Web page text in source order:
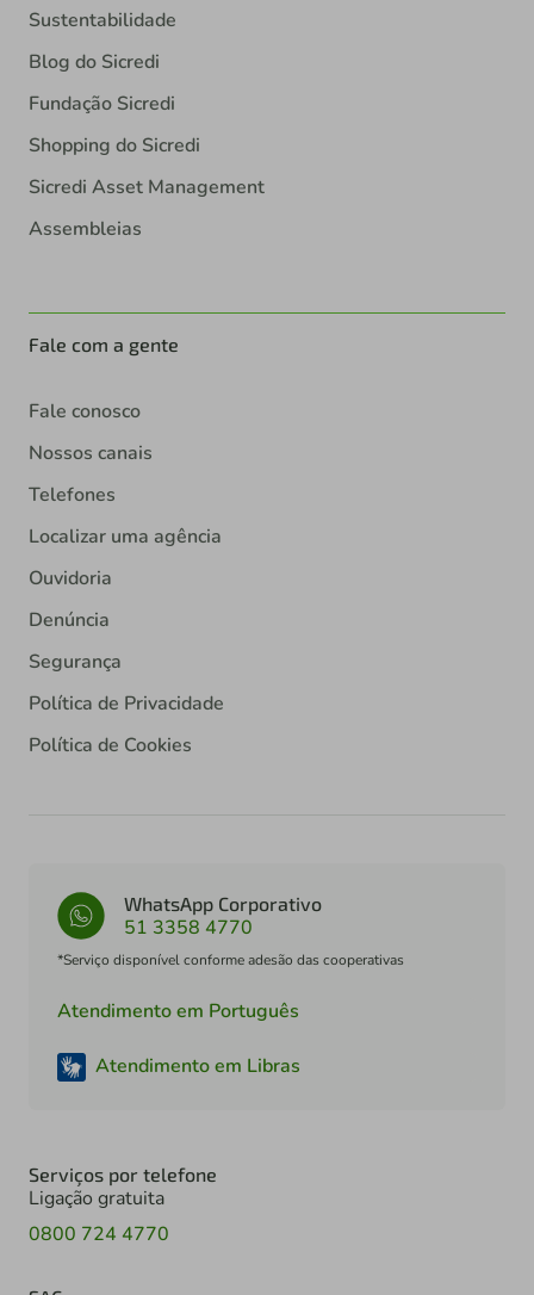
Sustentabilidade
Blog do Sicredi
Fundação Sicredi
Shopping do Sicredi
Sicredi Asset Management
Assembleias
Fale com a gente
Fale conosco
Nossos canais
Telefones
Localizar uma agência
Ouvidoria
Denúncia
Segurança
Política de Privacidade
Política de Cookies
WhatsApp Corporativo
51 3358 4770
*Serviço disponível conforme adesão das cooperativas
Atendimento em Português
Atendimento em Libras
Serviços por telefone
Ligação gratuita
0800 724 4770